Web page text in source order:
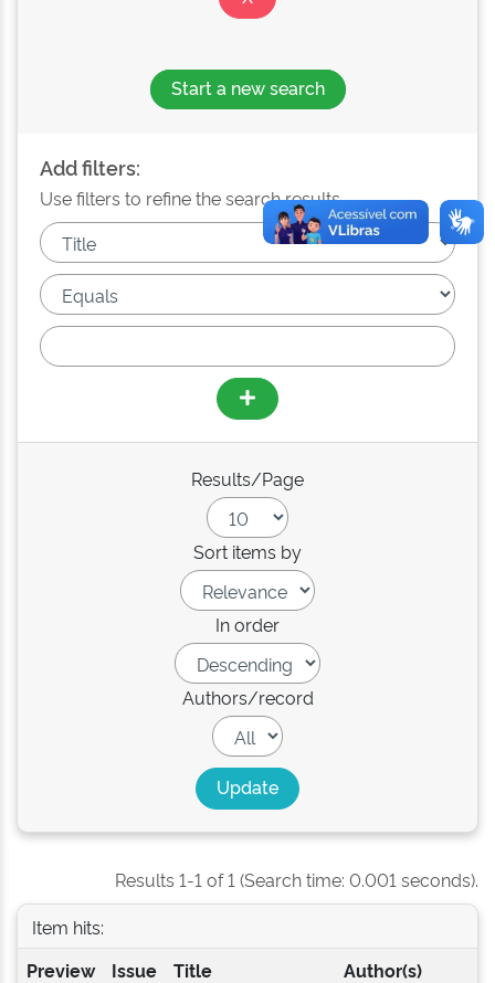
Start a new search
Add filters:
Use filters to refine the search results.
Results/Page
Sort items by
In order
Authors/record
Results 1-1 of 1 (Search time: 0.001 seconds).
Item hits:
Preview
Issue
Title Author(s)